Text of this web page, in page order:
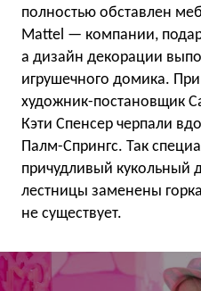
полностью обставлен
Mattel — компании,
а дизайн декорации
игрушечного домика.
художник-постановщик
Кэти Спенсер черпали
Палм-Спрингс. Так
причудливый кукольный
лестницы заменены
не существует.